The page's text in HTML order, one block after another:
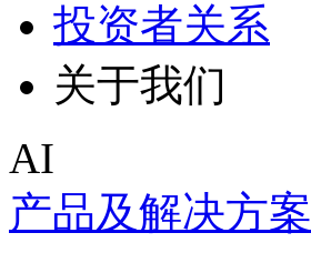
投资者关系
关于我们
AI
产品及解决方案